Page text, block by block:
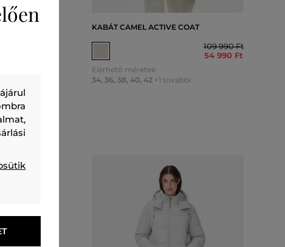
KABÁT CAMEL ACTIVE COAT
109 990 Ft
54 990 Ft
Elérhető méretek:
34, 36, 38, 40, 42 +1 további